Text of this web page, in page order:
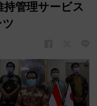
管理サービス